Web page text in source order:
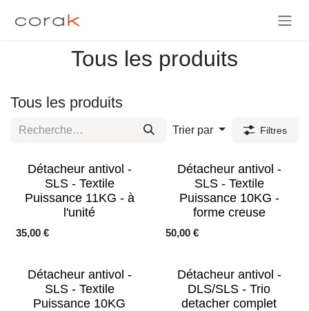
Tous les produits
Tous les produits
Trier par Filtres
Détacheur antivol -
SLS - Textile
Puissance 11KG - à
l'unité
35,00 €
Détacheur antivol -
SLS - Textile
Puissance 10KG -
forme creuse
50,00€
Détacheur antivol -
SLS - Textile
Puissance 10KG
Détacheur antivol -
DLS/SLS - Trio
detacher complet